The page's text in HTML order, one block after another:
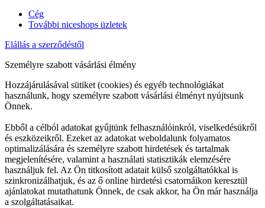
Cég
További niceshops üzletek
Elállás a szerződéstől
Személyre szabott vásárlási élmény
Hozzájárulásával sütiket (cookies) és egyéb technológiákat
használunk, hogy személyre szabott vásárlási élményt nyújtsunk
Önnek.
Ebből a célból adatokat gyűjtünk felhasználóinkról, viselkedésükről
és eszközeikről. Ezeket az adatokat weboldalunk folyamatos
optimalizálására és személyre szabott hirdetések és tartalmak
megjelenítésére, valamint a használati statisztikák elemzésére
használjuk fel. Az Ön titkosított adatait külső szolgáltatókkal is
szinkronizálhatjuk, és az ő online hirdetési csatornáikon keresztül
ajánlatokat mutathatunk Önnek, de csak akkor, ha Ön már használja
a szolgáltatásaikat.